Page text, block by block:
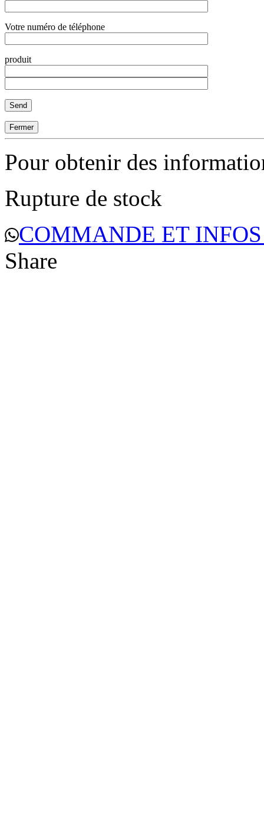
Votre numéro de téléphone
produit
Fermer
Pour obtenir des
Rupture de stock
COMMANDE ET
Share